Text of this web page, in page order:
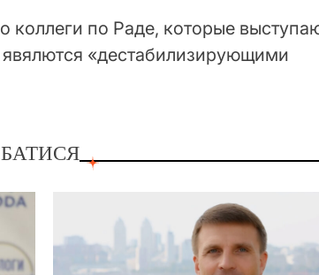
коллеги по Раде, которые
«дестабилизирующими